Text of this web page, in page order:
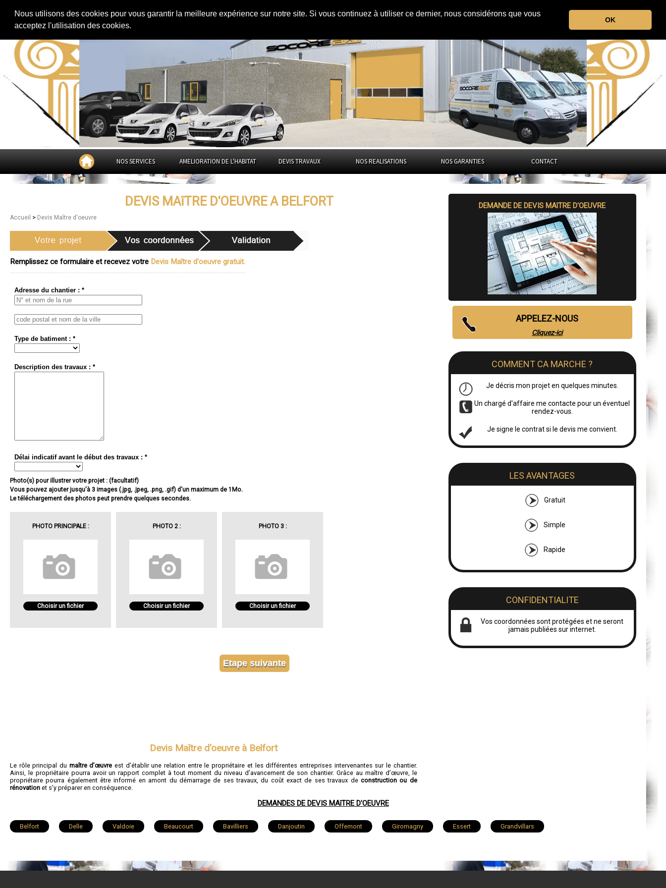
Nous utilisons des cookies pour vous garantir la meilleure expérience sur notre site. Si vous continuez à utiliser ce dernier, nous considérons que vous
acceptez l'utilisation des cookies.
OK
Devis Maître d'oeuvre àBelfort
le Territoire de Belfort
Bourgogne-Franche-Comté
NOS SERVICES AMELIORATION DE L'HABITAT DEVIS TRAVAUX NOS REALISATIONS NOS GARANTIES CONTACT
DEMANDE DE DEVIS MAîTRE D'OEUVRE
APPELEZ-NOUS
Cliquez-ici
COMMENT CA MARCHE ?
Je décris mon projet en quelques minutes.
Un chargé d'affaire me contacte pour un éventuel
rendez-vous.
Je signe le contrat si le devis me convient.
LES AVANTAGES
Gratuit
Simple
Rapide
CONFIDENTIALITE
Vos coordonnées sont protégées et ne seront
jamais publiées sur internet.
DEVIS MAîTRE D'OEUVRE A BELFORT
Accueil > Devis Maître d'oeuvre
Remplissez ce formulaire et recevez votre Devis Maître d'oeuvre gratuit.
Adresse du chantier : *
Type de batiment : *
Description des travaux : *
Délai indicatif avant le début des travaux : *
Photo(s) pour illustrer votre projet : (facultatif)
Vous pouvez ajouter jusqu'à 3 images (.jpg, .jpeg, .png, .gif) d'un maximum de 1Mo.
Le téléchargement des photos peut prendre quelques secondes.
PHOTO PRINCIPALE :
Choisir un fichier
PHOTO 2 :
Choisir un fichier
PHOTO 3 :
Choisir un fichier
Devis Maître d'oeuvre à Belfort
Le rôle principal du maître d’œuvre est d’établir une relation entre le propriétaire et les différentes entreprises intervenantes sur le chantier.
Ainsi, le propriétaire pourra avoir un rapport complet à tout moment du niveau d’avancement de son chantier. Grâce au maître d’œuvre, le
propriétaire pourra également être informé en amont du démarrage de ses travaux, du coût exact de ses travaux de construction ou de
rénovation et s’y préparer en conséquence.
DEMANDES DE DEVIS MAîTRE D'OEUVRE
Belfort Delle Valdoie Beaucourt Bavilliers Danjoutin Offemont Giromagny Essert Grandvillars
Andelnans Lepuix Trévenans Morvillars Chaux Montreux-Château Pérouse Éloie Foussemagne Rougegoutte